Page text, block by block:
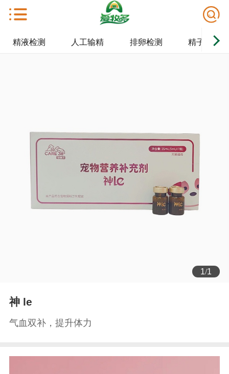
精液检测 人工输精 排卵检测 精子保存
1/1
神 le
气血双补，提升体力